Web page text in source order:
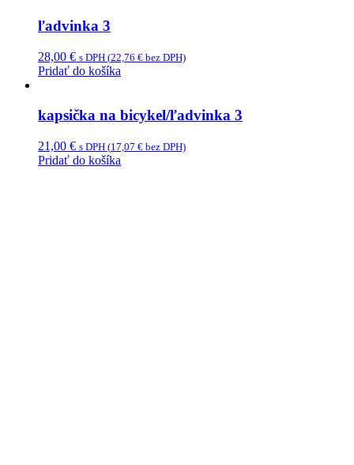
ľadvinka 3
28,00 € s DPH (22,76 € bez DPH)
Pridať do košíka
kapsička na bicykel/ľadvinka 3
21,00 € s DPH (17,07 € bez DPH)
Pridať do košíka